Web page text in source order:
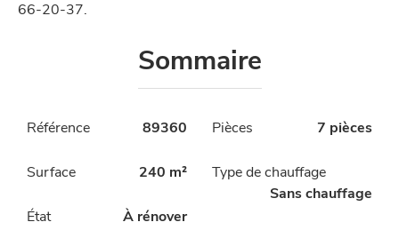
66-20-37.
Sommaire
Référence 89360 Pièces 7 pièces
Surface 240 m²
Type de chauffage
Sans chauffage
État
À rénover